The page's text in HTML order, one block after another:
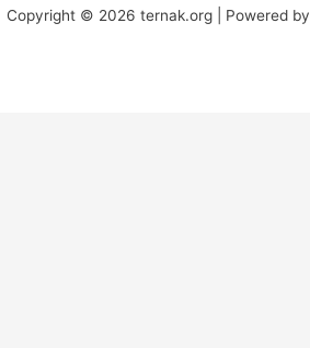
Copyright © 2026 ternak.org | Powered by